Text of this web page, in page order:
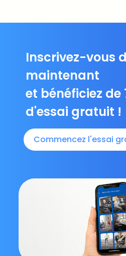
Inscrivez-vous
maintenant
et bénéficiez de
d'essai gratuit !
Commencez l'essai